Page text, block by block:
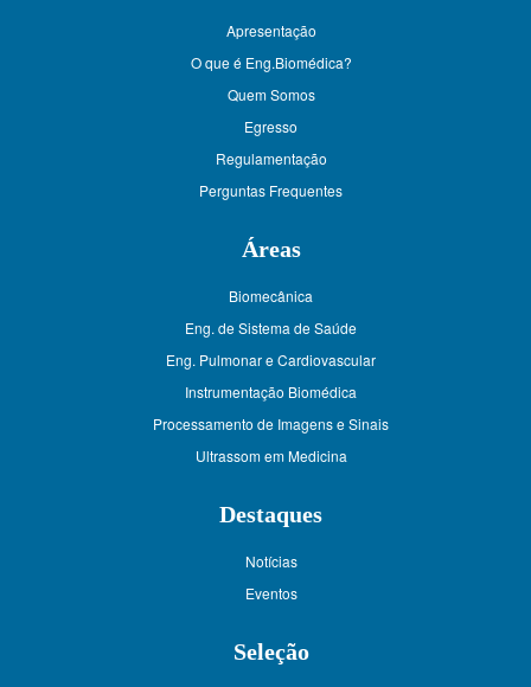
Apresentação
O que é Eng.Biomédica?
Quem Somos
Egresso
Regulamentação
Perguntas Frequentes
Áreas
Biomecânica
Eng. de Sistema de Saúde
Eng. Pulmonar e Cardiovascular
Instrumentação Biomédica
Processamento de Imagens e Sinais
Ultrassom em Medicina
Destaques
Notícias
Eventos
Seleção